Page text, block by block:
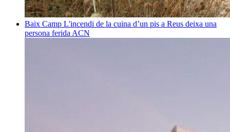
Baix Camp L'incendi de la cuina d’un pis a Reus deixa una
persona ferida ACN